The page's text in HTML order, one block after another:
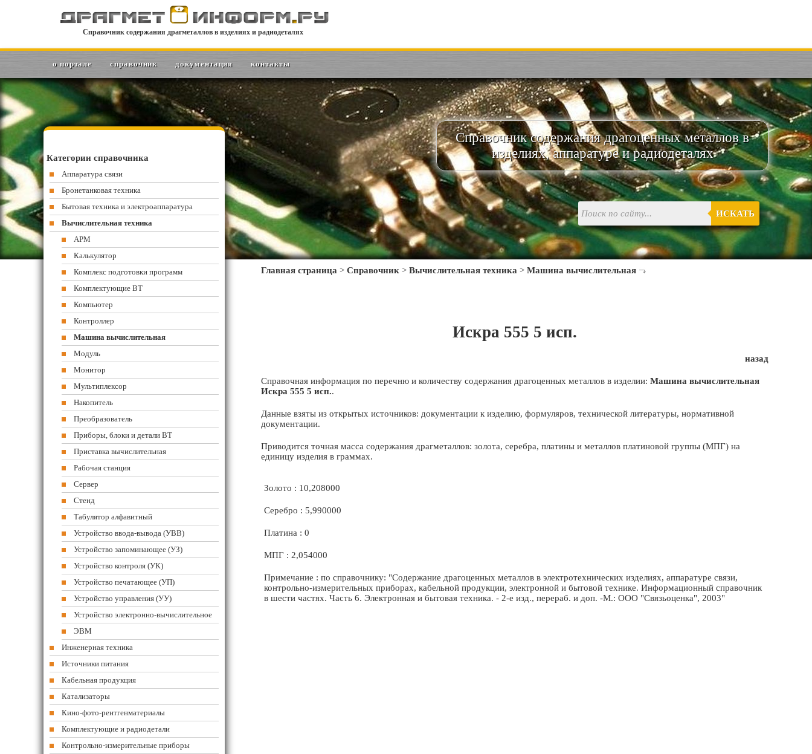
Справочник содержания драгметаллов в изделиях и радиодеталях
о портале справочник документация контакты
Справочник содержания драгоценных металлов в
изделиях, аппаратуре и радиодеталях
ИСКАТЬ
Главная страница > Справочник > Вычислительная техника > Машина вычислительная
Искра 555 5 исп.
назад
Справочная информация по перечню и количеству содержания драгоценных металлов в изделии: Машина вычислительная
Искра 555 5 исп..
Данные взяты из открытых источников: документации к изделию, формуляров, технической литературы, нормативной
документации.
Приводится точная масса содержания драгметаллов: золота, серебра, платины и металлов платиновой группы (МПГ) на
единицу изделия в граммах.
Золото : 10,208000
Серебро : 5,990000
Платина : 0
МПГ : 2,054000
Примечание : по справочнику: "Содержание драгоценных металлов в электротехнических изделиях, аппаратуре связи,
контрольно-измерительных приборах, кабельной продукции, электронной и бытовой технике. Информационный справочник
в шести частях. Часть 6. Электронная и бытовая техника. - 2-е изд., перераб. и доп. -М.: ООО "Связьоценка", 2003"
Категории справочника
Аппаратура связи
Бронетанковая техника
Бытовая техника и электроаппаратура
Вычислительная техника
АРМ
Калькулятор
Комплекс подготовки программ
Комплектующие ВТ
Компьютер
Контроллер
Машина вычислительная
Модуль
Монитор
Мультиплексор
Накопитель
Преобразователь
Приборы, блоки и детали ВТ
Приставка вычислительная
Рабочая станция
Сервер
Стенд
Табулятор алфавитный
Устройство ввода-вывода (УВВ)
Устройство запоминающее (УЗ)
Устройство контроля (УК)
Устройство печатающее (УП)
Устройство управления (УУ)
Устройство электронно-вычислительное
ЭВМ
Инженерная техника
Источники питания
Кабельная продукция
Катализаторы
Кино-фото-рентгенматериалы
Комплектующие и радиодетали
Контрольно-измерительные приборы